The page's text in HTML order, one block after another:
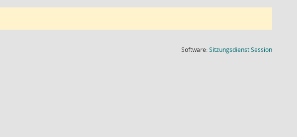
Software:SitzungsdienstSession(Wird in